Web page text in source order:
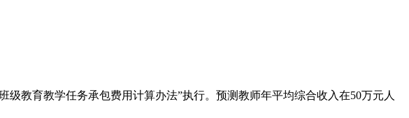
教育教学任务承包费用计算办法”执行。预测教师年平均综合收入在50万元人